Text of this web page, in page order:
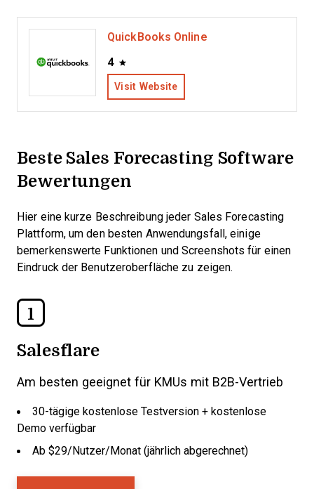
QuickBooks Online
4
Visit Website
Beste Sales Forecasting Software
Bewertungen
Hier eine kurze Beschreibung jeder Sales Forecasting
Plattform, um den besten Anwendungsfall, einige
bemerkenswerte Funktionen und Screenshots für einen
Eindruck der Benutzeroberfläche zu zeigen.
1
Salesflare
Am besten geeignet für KMUs mit B2B-Vertrieb
30-tägige kostenlose Testversion + kostenlose
Demo verfügbar
Ab $29/Nutzer/Monat (jährlich abgerechnet)